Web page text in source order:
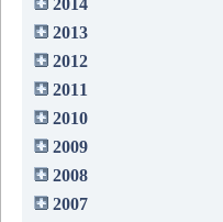
2014
2013
2012
2011
2010
2009
2008
2007